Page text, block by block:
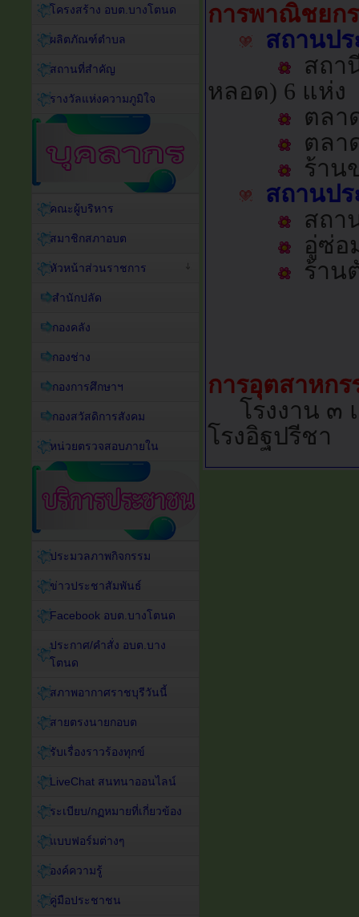
การพาณิชยก
สถานป
สถา
หลอด) 6 แห่ง
ตลา
ตลา
ร้าน
สถานปร
สถา
อู่ซ่อ
ร้าน
การอุตสาหกร
โรงงาน ๓ แ
โรงอิฐปรีชา
โครงสร้าง อบต.บางโตนด
ผลิตภัณฑ์ตำบล
สถานที่สำคัญ
รางวัลแห่งความภูมิใจ
คณะผู้บริหาร
สมาชิกสภาอบต
หัวหน้าส่วนราชการ
สำนักปลัด
กองคลัง
กองช่าง
กองการศึกษาฯ
กองสวัสดิการสังคม
หน่วยตรวจสอบภายใน
ประมวลภาพกิจกรรม
ข่าวประชาสัมพันธ์
Facebook อบต.บางโตนด
ประกาศ/คำสั่ง อบต.บาง
โตนด
สภาพอากาศราชบุรีวันนี้
สายตรงนายกอบต
รับเรื่องราวร้องทุกข์
LiveChat สนทนาออนไลน์
ระเบียบ/กฏหมายที่เกี่ยวข้อง
แบบฟอร์มต่างๆ
องค์ความรู้
คู่มือประชาชน